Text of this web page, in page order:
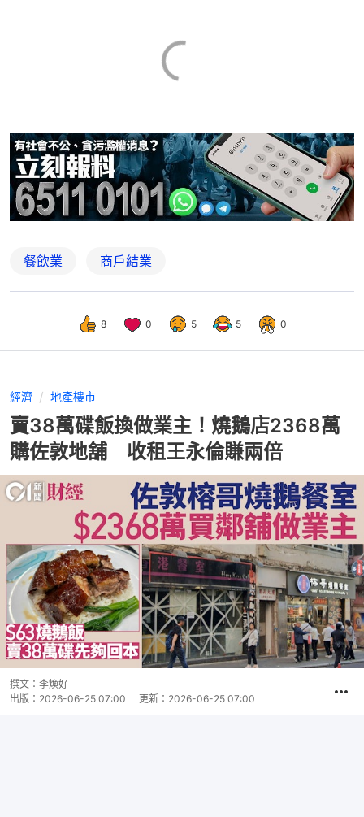
餐飲業 商戶結業
8 0 5 5 0
經濟 地產樓市
賣38萬碟飯換做業主！燒鵝店2368萬
購佐敦地舖 收租王永倫賺兩倍
撰文： 李煥好
出版： 2026-06-25 07:00 更新： 2026-06-25 07:00